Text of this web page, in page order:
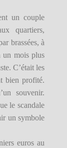
un couple
quartiers,
brassées, à
un mois plus
C’était les
bienprofité.
souvenir.
le scandale
un symbole
euros au